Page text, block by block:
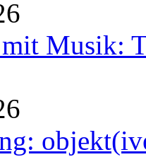
mit Musik: